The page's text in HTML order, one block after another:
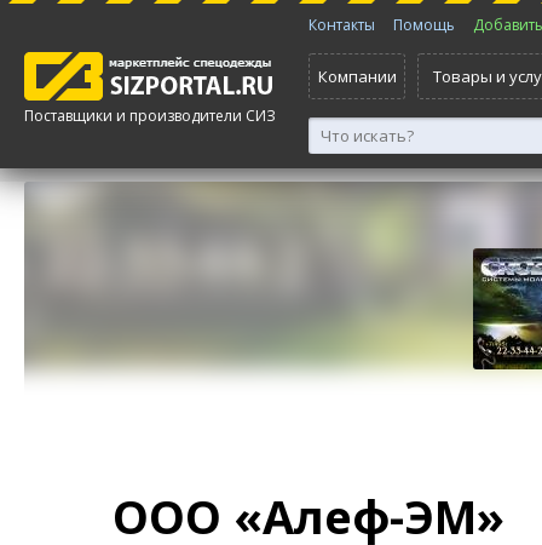
Поставщики и производители СИЗ
Контакты Помощь
Компании Товары и
ООО «Алеф-ЭМ»